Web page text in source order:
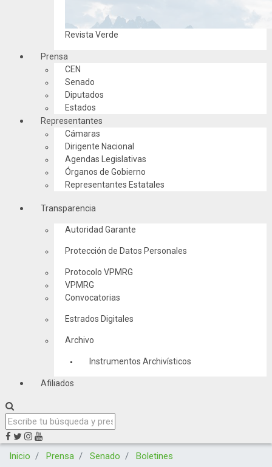
Revista Verde
Prensa
CEN
Senado
Diputados
Estados
Representantes
Cámaras
Dirigente Nacional
Agendas Legislativas
Órganos de Gobierno
Representantes Estatales
Transparencia
Autoridad Garante
Protección de Datos Personales
Protocolo VPMRG
VPMRG
Convocatorias
Estrados Digitales
Archivo
Instrumentos Archivísticos
Afiliados
Inicio Prensa Senado Boletines